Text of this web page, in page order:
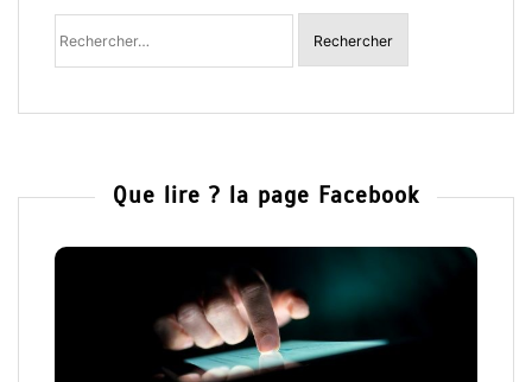
Rechercher
Que lire ? la page Facebook